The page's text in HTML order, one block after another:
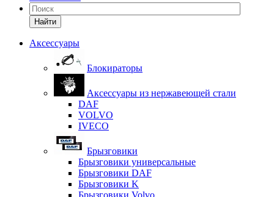
Найти
Аксессуары
Блокираторы
Аксессуары из нержавеющей стали
DAF
VOLVO
IVECO
Брызговики
Брызговики универсальные
Брызговики DAF
Брызговики K
Брызговики Volvo